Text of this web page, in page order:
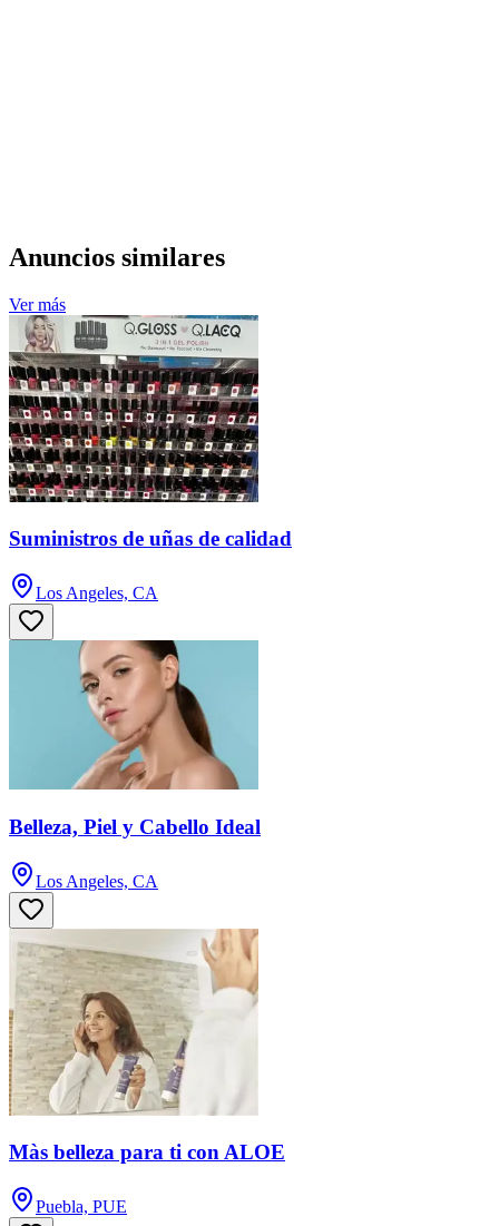
Anuncios similares
Ver más
Suministros de uñas de calidad
Los Angeles, CA
Belleza, Piel y Cabello Ideal
Los Angeles, CA
Màs belleza para ti con ALOE
Puebla, PUE